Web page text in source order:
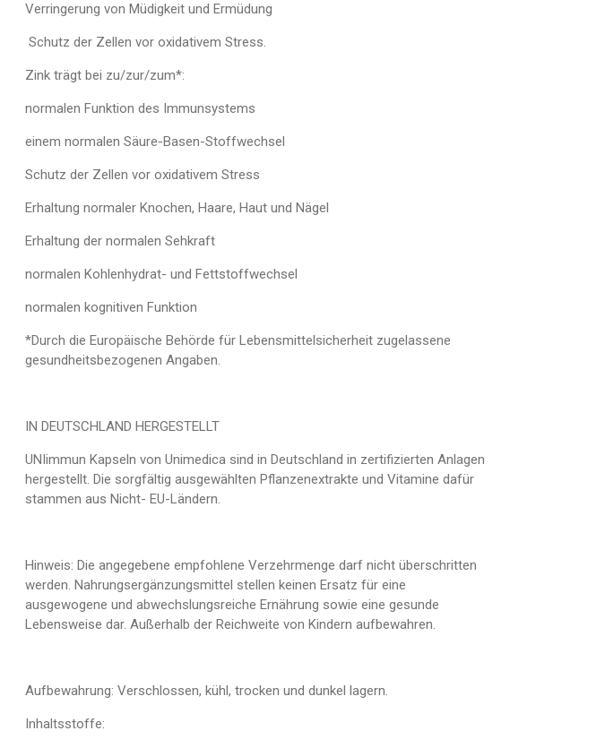
Verringerung von Müdigkeit und Ermüdung
Schutz der Zellen vor oxidativem Stress.
Zink trägt bei zu/zur/zum*:
normalen Funktion des Immunsystems
einem normalen Säure-Basen-Stoffwechsel
Schutz der Zellen vor oxidativem Stress
Erhaltung normaler Knochen, Haare, Haut und Nägel
Erhaltung der normalen Sehkraft
normalen Kohlenhydrat- und Fettstoffwechsel
normalen kognitiven Funktion
*Durch die Europäische Behörde für Lebensmittelsicherheit zugelassene
gesundheitsbezogenen Angaben.
IN DEUTSCHLAND HERGESTELLT
UNIimmun Kapseln von Unimedica sind in Deutschland in zertifizierten Anlagen
hergestellt. Die sorgfältig ausgewählten Pflanzenextrakte und Vitamine dafür
stammen aus Nicht- EU-Ländern.
Hinweis: Die angegebene empfohlene Verzehrmenge darf nicht überschritten
werden. Nahrungsergänzungsmittel stellen keinen Ersatz für eine
ausgewogene und abwechslungsreiche Ernährung sowie eine gesunde
Lebensweise dar. Außerhalb der Reichweite von Kindern aufbewahren.
Aufbewahrung: Verschlossen, kühl, trocken und dunkel lagern.
Inhaltsstoffe: